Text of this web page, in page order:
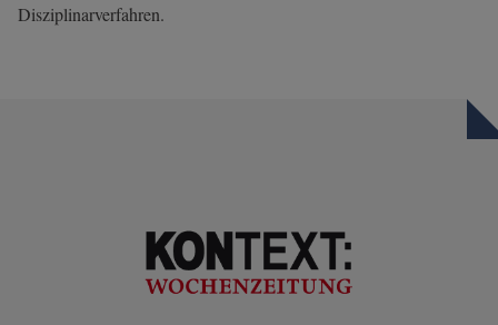
Disziplinarverfahren.